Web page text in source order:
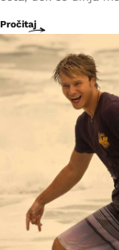
Pročitaj